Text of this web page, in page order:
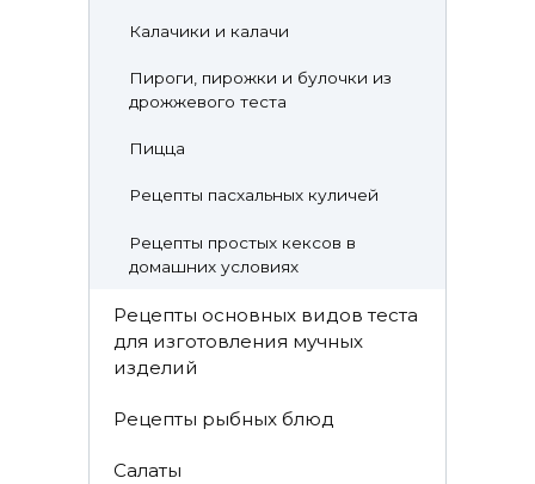
Калачики и калачи
Пироги, пирожки и булочки из
дрожжевого теста
Пицца
Рецепты пасхальных куличей
Рецепты простых кексов в
домашних условиях
Рецепты основных видов теста
для изготовления мучных
изделий
Рецепты рыбных блюд
Салаты